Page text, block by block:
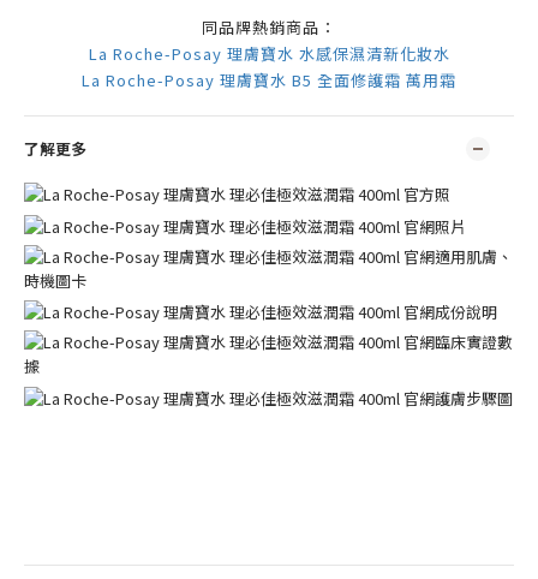
同品牌熱銷商品：
La Roche-Posay 理膚寶水 水感保濕清新化妝水
La Roche-Posay 理膚寶水 B5 全面修護霜 萬用霜
了解更多